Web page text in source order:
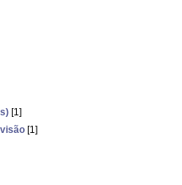
[1]
[1]